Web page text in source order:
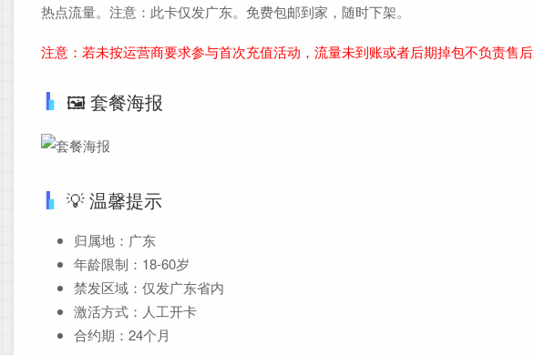
热点流量。注意：此卡仅发广东。免费包邮到家，随时下架。
注意：若未按运营商要求参与首次充值活动，流量未到账或者后期掉包不负责售后
🖼️ 套餐海报
💡 温馨提示
归属地：广东
年龄限制：18-60岁
禁发区域：仅发广东省内
激活方式：人工开卡
合约期：24个月